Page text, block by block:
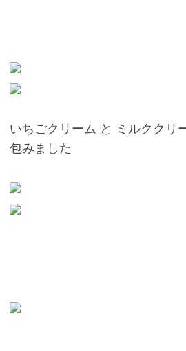
いちごクリーム と ミルククリ
包みました